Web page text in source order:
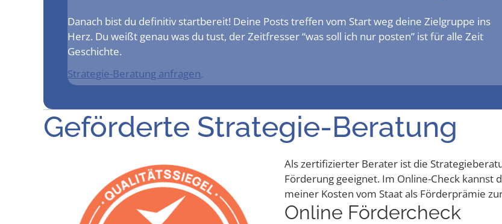
Danach bist du defi­ni­tiv start­be­reit! Dei­ne Posts tref­fen vom Start weg dei­ne Ziel­grup­pe ins
Herz. Du weißt genau was du tust, der Zeit­fres­ser “was soll ich nur pos­ten” ist für alle Zeit
Geschichte.
Stra­te­gie-Bera­tung anfragen
Geför­der­te Strategie-Beratung
Als zer­ti­fi­zier­ter Bera­ter ist die
För­de­rung geeig­net. Im Online-Check kannst
mei­ner Kos­ten vom Staat als För­der­prä­mie
Online Fördercheck